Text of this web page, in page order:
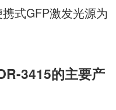
式GFP激发光源为
3415的主要产